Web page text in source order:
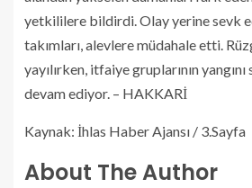
yetkililere bildirdi. Olay yerine sevk
takımları, alevlere müdahale etti.
yayılırken, itfaiye gruplarının
devam ediyor. – HAKKARİ
Kaynak: İhlas Haber Ajansı / 3.Sayfa
About The Author